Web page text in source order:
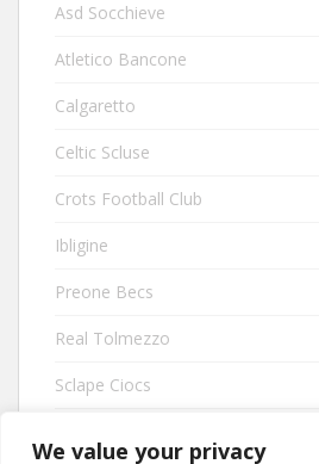
We value your privacy
Asd Socchieve
Atletico Bancone
Calgaretto
Celtic Scluse
Crots Football Club
Ibligine
Preone Becs
Real Tolmezzo
Sclape Ciocs